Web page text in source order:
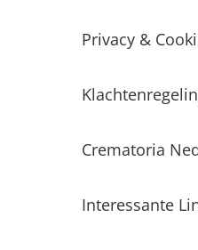
Privacy &
Crematoria
Interessante